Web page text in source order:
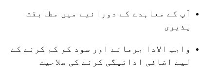
آپ کے معاہدے کے دورانیے میں مطابقت
پذیری
واجب الادا جرمانے اور سود کو کم کرنے کے
لیے اضافی ادائیگی کرنے کی صلاحیت